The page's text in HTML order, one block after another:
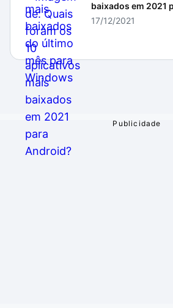
baixados em 2021
17/12/2021